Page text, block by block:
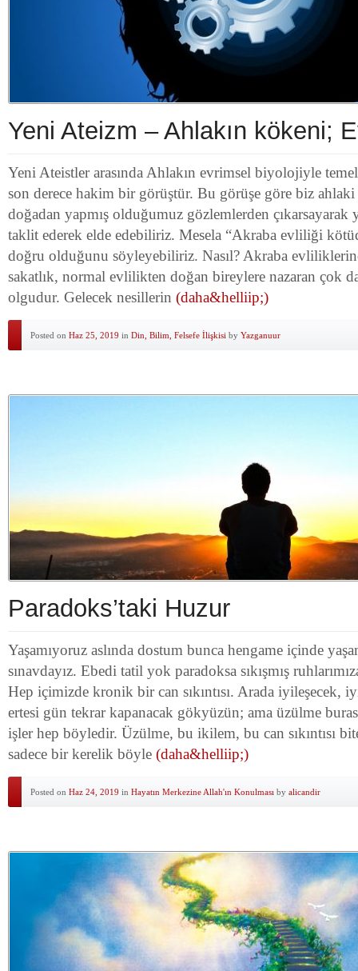
Yeni Ateizm – Ahlakın kökeni;
Yeni Ateistler arasında Ahlakın evrimsel biyolojiyle
son derece hakim bir görüştür. Bu görüşe göre biz
doğadan yapmış olduğumuz gözlemlerden çıkarsayarak
taklit ederek elde edebiliriz. Mesela “Akraba evliliği
doğru olduğunu söyleyebiliriz. Nasıl? Akraba
sakatlık, normal evlilikten doğan bireylere nazaran çok
olgudur. Gelecek nesillerin (daha&helliip;)
Posted on Haz 25, 2019 in Din, Bilim, Felsefe İlişkisi by Yazganuur
Paradoks’taki Huzur
Yaşamıyoruz aslında dostum bunca hengame içinde
sınavdayız. Ebedi tatil yok paradoksa sıkışmış
Hep içimizde kronik bir can sıkıntısı. Arada iyileşecek,
ertesi gün tekrar kapanacak gökyüzün; ama üzülme
işler hep böyledir. Üzülme, bu ikilem, bu can sıkıntısı
sadece bir kerelik böyle (daha&helliip;)
Posted on Haz 24, 2019 in Hayatın Merkezine Allah'ın Konulması by alicandir